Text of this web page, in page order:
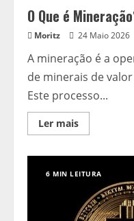
O Que é
Moritz 24 Maio 2026
A mineração é a
de minerais de
Este processo...
Ler maisRead
more
é
Mineração?
Manual
Básico
6 MIN LEITURA